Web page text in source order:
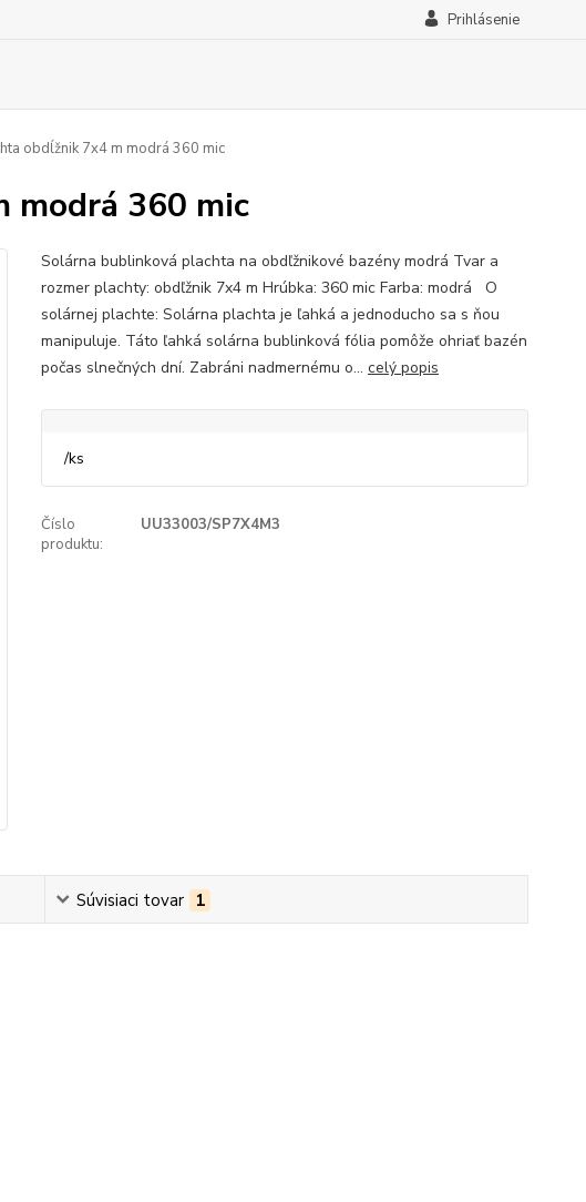
Prihlásenie
obdĺžnik 7x4 m modrá 360 mic
modrá 360 mic
Solárna bublinková plachta na obdľžnikové bazény modrá Tvar a
rozmer plachty: obdľžnik 7x4 m Hrúbka: 360 mic Farba: modrá O
solárnej plachte: Solárna plachta je ľahká a jednoducho sa s ňou
manipuluje. Táto ľahká solárna bublinková fólia pomôže ohriať bazén
počas slnečných dní. Zabráni nadmernému o... celý popis
/ks
Číslo
produktu:
UU33003/SP7X4M3
Súvisiaci tovar 1